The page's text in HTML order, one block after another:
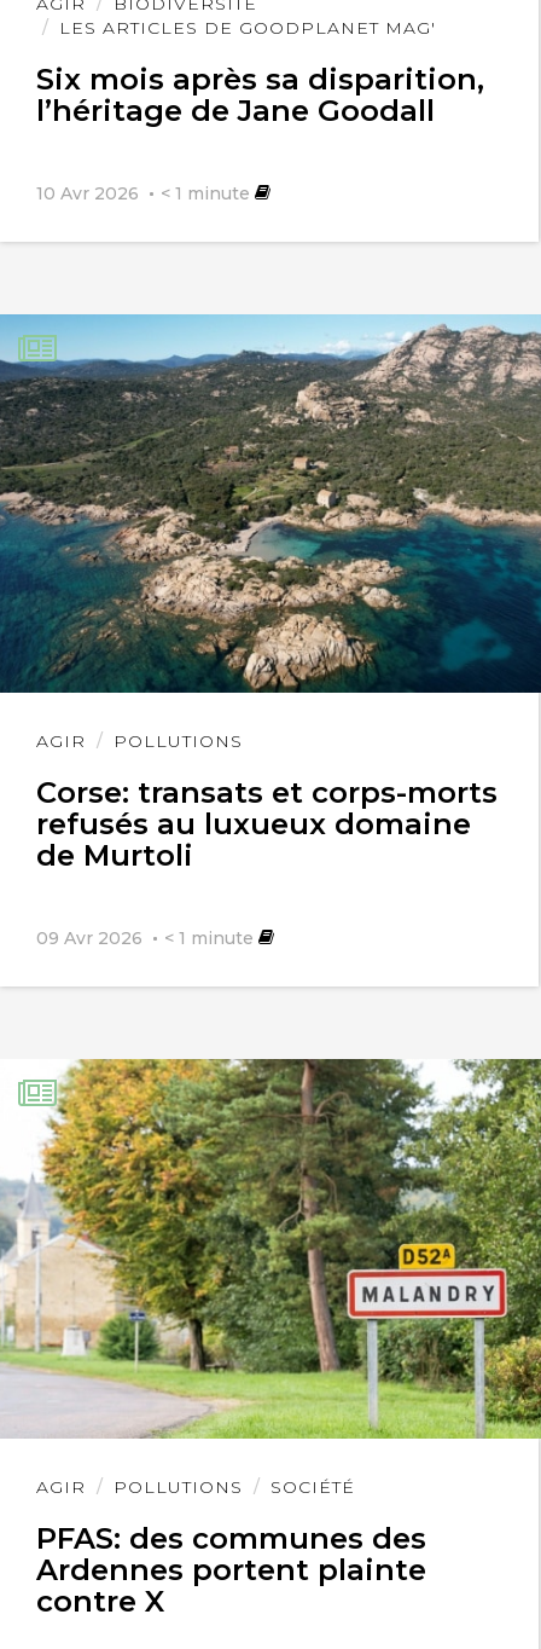
LES ARTICLES DE GOODPLANET MAG'
Six mois après sa disparition,
l’héritage de Jane Goodall
10 Avr 2026 < 1 minute
l'article
AGIR POLLUTIONS
Corse: transats et corps-morts
refusés au luxueux domaine
de Murtoli
09 Avr 2026 < 1 minute
Lire
AGIR POLLUTIONS SOCIÉTÉ
PFAS: des communes des
Ardennes portent plainte
contre X
Lire